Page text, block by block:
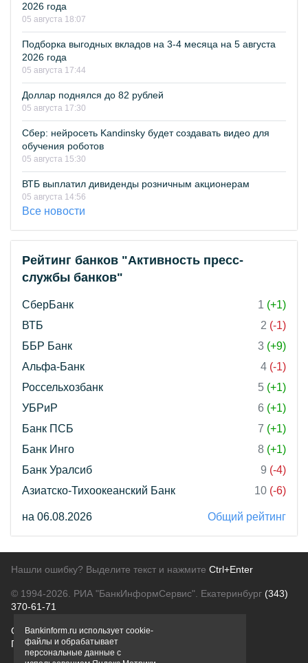
2026 года
05 августа 18:07
Подборка выгодных вкладов на 3-4 месяца на 5 августа
2026 года
05 августа 17:44
Доллар поднялся до 82 рублей
05 августа 17:30
Сбер: нейросеть Kandinsky будет создавать видео для
обучения роботов
05 августа 15:30
ВТБ выплатил дивиденды розничным акционерам
05 августа 14:56
Все новости
Рейтинг банков "Активность пресс-
службы банков"
СберБанк 1 (+1)
ВТБ
2 (-1)
ББР Банк
3 (+9)
Альфа-Банк
4 (-1)
Россельхозбанк
5 (+1)
УБРиР
6 (+1)
Банк ПСБ
7 (+1)
Банк Инго
8 (+1)
Банк Уралсиб
9 (-4)
Азиатско-Тихоокеанский Банк
10 (-6)
на 06.08.2026 Общий рейтинг
Нашли ошибку? Выделите текст и нажмите Ctrl+Enter
© 1994-2026. РИА "БанкИнформСервис". Екатеринбург (343)
370-61-71
О проектеПолитика конфиденциальности
Правовая информацияДля рекламодателей
Bankinform.ru использует cookie-
файлы и обрабатывает
персональные данные с